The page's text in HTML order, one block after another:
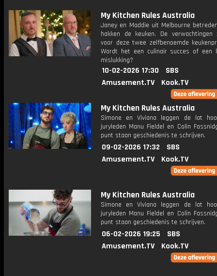
My Kitchen Rules Australia
Janey en Maddie uit Melbourne
hakken de keuken. De verwachtingen
voor deze twee zelfbenoemde
Wordt het een culinair succes of een
mislukking?
10-02-2026 17:30
SBS
Amusement.TV
Kook.TV
My Kitchen Rules Australia
Simone en Viviana leggen de lat
juryleden Manu Fieldel en Colin
punt staan geschiedenis te schrijven.
09-02-2026 17:32
SBS
Amusement.TV
Kook.TV
My Kitchen Rules Australia
Simone en Viviana leggen de lat
juryleden Manu Fieldel en Colin
punt staan geschiedenis te schrijven.
06-02-2026 19:25
SBS
Amusement.TV
Kook.TV